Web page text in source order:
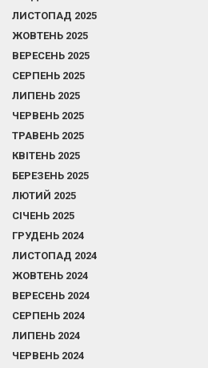
ЛИСТОПАД 2025
ЖОВТЕНЬ 2025
ВЕРЕСЕНЬ 2025
СЕРПЕНЬ 2025
ЛИПЕНЬ 2025
ЧЕРВЕНЬ 2025
ТРАВЕНЬ 2025
КВІТЕНЬ 2025
БЕРЕЗЕНЬ 2025
ЛЮТИЙ 2025
СІЧЕНЬ 2025
ГРУДЕНЬ 2024
ЛИСТОПАД 2024
ЖОВТЕНЬ 2024
ВЕРЕСЕНЬ 2024
СЕРПЕНЬ 2024
ЛИПЕНЬ 2024
ЧЕРВЕНЬ 2024